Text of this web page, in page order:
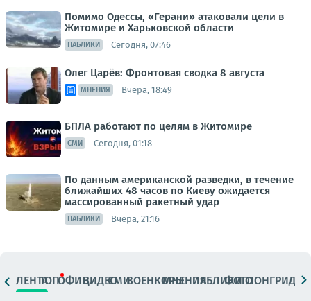
Помимо Одессы, «Герани» атаковали цели в
Житомире и Харьковской области
ПАБЛИКИ Сегодня, 07:46
Олег Царёв: Фронтовая сводка 8 августа
МНЕНИЯ Вчера, 18:49
БПЛА работают по целям в Житомире
СМИ Сегодня, 01:18
По данным американской разведки, в течение
ближайших 48 часов по Киеву ожидается
массированный ракетный удар
ПАБЛИКИ Вчера, 21:16
ЛЕНТАТОПОФИЦ.ВИДЕОСМИВОЕНКОРЫМНЕНИЯПАБЛИКИ
ФОТОЛОНГРИДЫ